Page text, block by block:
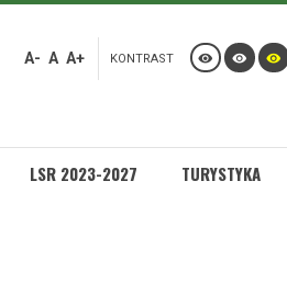
A- A A+ KONTRAST
LSR 2023-2027 TURYSTYKA